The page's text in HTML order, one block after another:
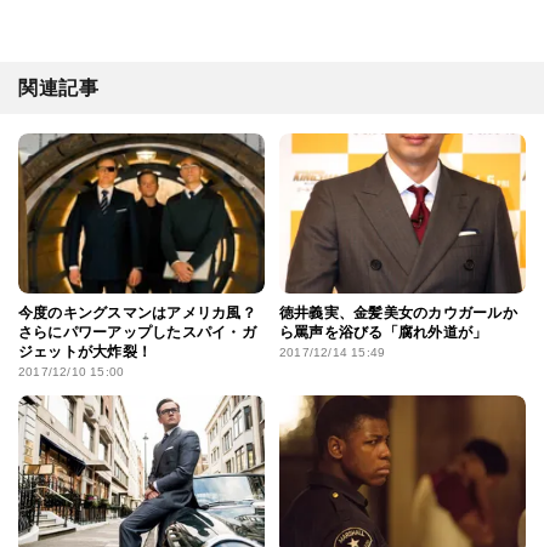
関連記事
今度のキングスマンはアメリカ風？
さらにパワーアップしたスパイ・ガ
ジェットが大炸裂！
2017/12/10 15:00
徳井義実、金髪美女のカウガールか
ら罵声を浴びる「腐れ外道が」
2017/12/14 15:49